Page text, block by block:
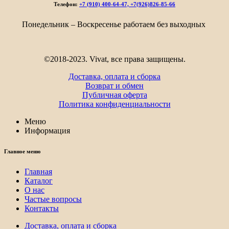
236₽
Телефон: +7 (910) 400-64-47, +7(926)826-85-66
Понедельник – Воскресенье работаем без выходных
©2018-2023. Vivat, все права защищены.
Доставка, оплата и сборка
Возврат и обмен
Публичная оферта
Политика конфиденциальности
Меню
Информация
Главное меню
Главная
Каталог
О нас
Частые вопросы
Контакты
Доставка, оплата и сборка